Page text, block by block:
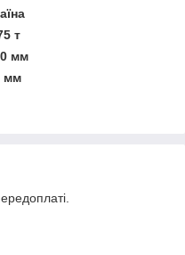
т
мм
мм